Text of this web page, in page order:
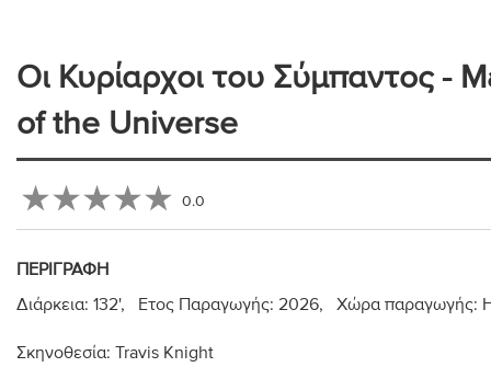
Οι Κυρίαρχοι του Σύμπαντος -
of the Universe
0.0
ΠΕΡΙΓΡΑΦΉ
Διάρκεια: 132', Ετος Παραγωγής: 2026, Χώρα παραγωγής:
Σκηνοθεσία: Travis Knight